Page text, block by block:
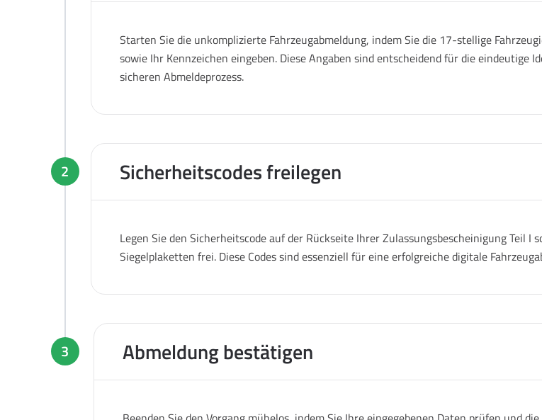
Starten Sie die unkomplizierte Fahrzeugabmeldung, indem Sie die 17-stellige
sowie Ihr Kennzeichen eingeben. Diese Angaben sind entscheidend für die
sicheren Abmeldeprozess.
2 Sicherheitscodes freilegen
Legen Sie den Sicherheitscode auf der Rückseite Ihrer Zulassungsbescheinigung Teil
Siegelplaketten frei. Diese Codes sind essenziell für eine erfolgreiche digitale
3 Abmeldung bestätigen